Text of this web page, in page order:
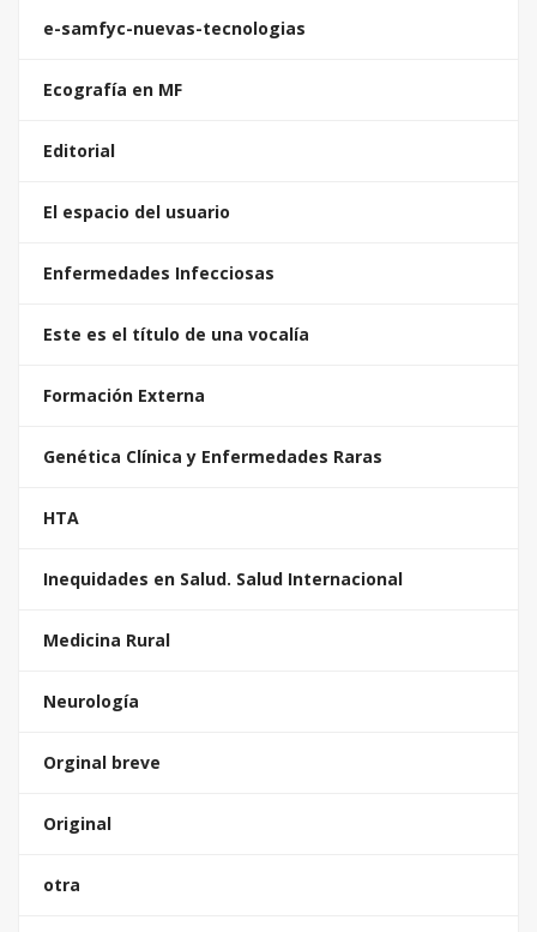
e-samfyc-nuevas-tecnologias
Ecografía en MF
Editorial
El espacio del usuario
Enfermedades Infecciosas
Este es el título de una vocalía
Formación Externa
Genética Clínica y Enfermedades Raras
HTA
Inequidades en Salud. Salud Internacional
Medicina Rural
Neurología
Orginal breve
Original
otra